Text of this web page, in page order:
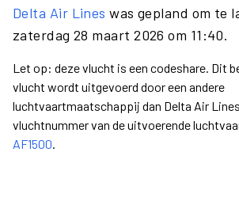
Delta Air Lines was gepland om te
zaterdag 28 maart 2026 om 11:40.
Let op: deze vlucht is een codeshare. Dit
vlucht wordt uitgevoerd door een andere
luchtvaartmaatschappij dan Delta Air
vluchtnummer van de uitvoerende
AF1500.